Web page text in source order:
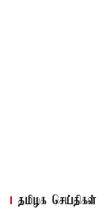
தமிழக செய்திகள்